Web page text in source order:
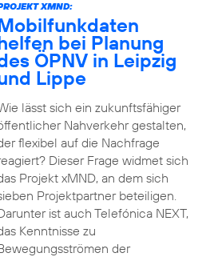
XMND:
bei Planung
ÖPNV in Leipzig
Lippe
lässt sich ein zukunftsfähiger
Nahverkehr gestalten,
flexibel auf die Nachfrage
Dieser Frage widmet sich
Projekt xMND, an dem sich
Projektpartner beteiligen.
ist auch Telefónica NEXT,
Kenntnisse zu
der